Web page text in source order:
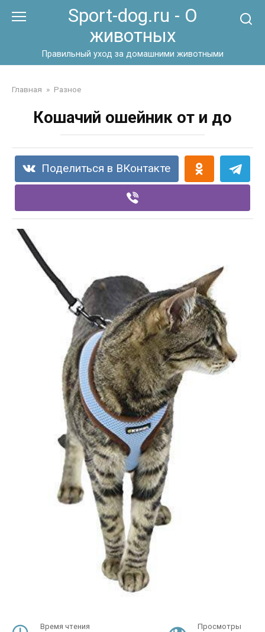
Sport-dog.ru - О
животных
Правильный уход за домашними животными
Главная » Разное
Кошачий ошейник от и до
Поделиться в ВКонтакте
Время чтения Просмотры